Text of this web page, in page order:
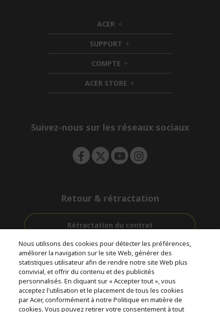
ACER h
i
d
d
e
n
SUPPORT h
i
d
d
e
n
COMPTE h
i
d
d
ACER STORE h
i
e
Suivez-nous sur les réseaux sociaux
Retour & rétractation
Rétractation du contrat
Livraison
gratuite
Accompagnement
avant et après-
vente
Paiement
Sécurisé
© 2026 Acer Inc.
CPYou BV est le revendeur et marchand agréé pour les produits et
Nous utilisons des cookies pour détecter les préférences,
améliorer la navigation sur le site Web, générer des
statistiques utilisateur afin de rendre notre site Web plus
convivial, et offrir du contenu et des publicités
personnalisés. En cliquant sur « Accepter tout », vous
acceptez l'utilisation et le placement de tous les cookies
par Acer, conformément à notre Politique en matière de
cookies. Vous pouvez retirer votre consentement à tout